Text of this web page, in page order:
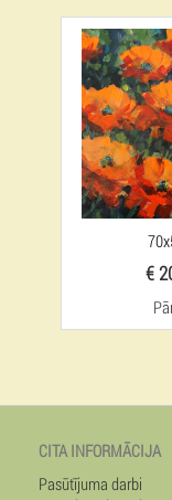
€
CITA INFORMĀCIJA
Pasūtījuma darbi